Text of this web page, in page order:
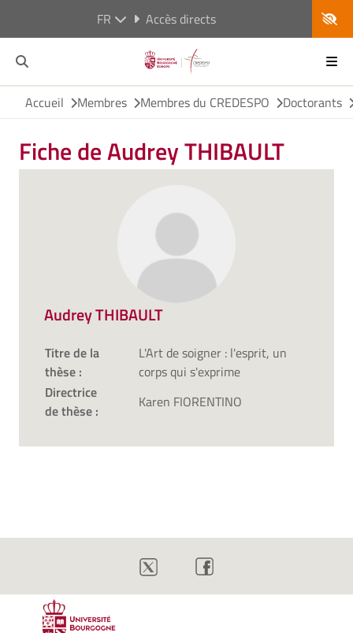
FR Accès directs
Accueil Membres Membres du CREDESPO Doctorants
Fiche de Audrey THIBAULT
Audrey THIBAULT
Titre de la
thèse :
L'Art de soigner : l'esprit, un
corps qui s'exprime
Directrice
de thèse :
Karen FIORENTINO